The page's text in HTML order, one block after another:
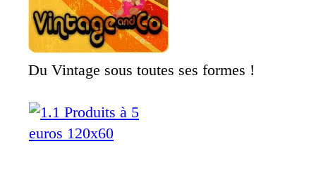
Du Vintage sous toutes ses formes !